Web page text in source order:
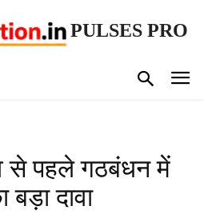
PULSES PRO
से पहले गठबंधन में
बड़ा दावा